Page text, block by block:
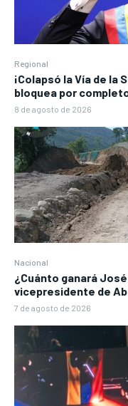
Regional
¡Colapsó la Vía de la
bloquea por
8 de agosto de 2026
Nacional
¿Cuánto ganará
vicepresidente de
7 de agosto de 2026